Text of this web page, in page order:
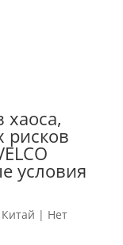
хаоса,
рисков
условия
| Нет